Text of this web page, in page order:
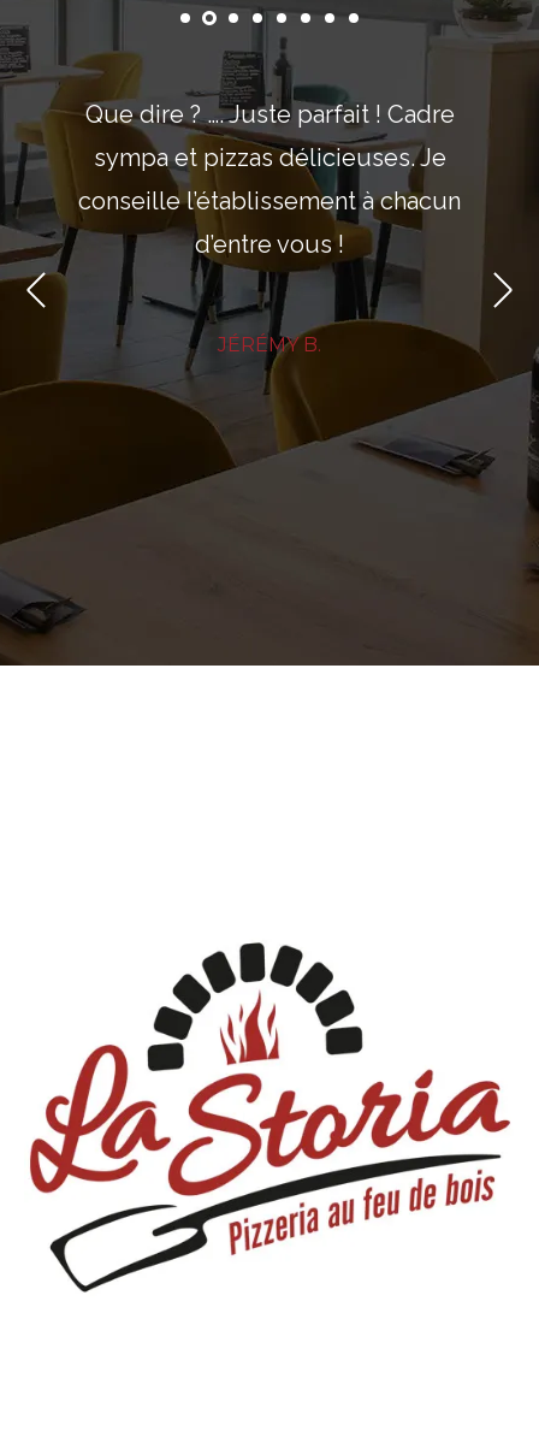
Que dire ? …. Juste parfait ! Cadre
sympa et pizzas délicieuses. Je
conseille l’établissement à chacun
d’entre vous !
JÉRÉMY B.